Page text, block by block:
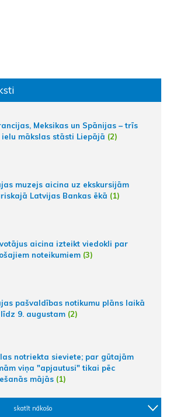
Meksikas un Spānijas – trīs
ielu mākslas stāsti Liepājā (2)
muzejs aicina uz ekskursijām
Latvijas Bankas ēkā (1)
aicina izteikt viedokli par
noteikumiem (3)
pašvaldības notikumu plāns laikā
līdz 9. augustam (2)
notriekta sieviete; par gūtajām
viņa "apjautusi" tikai pēc
mājās (1)
skatīt nākošo